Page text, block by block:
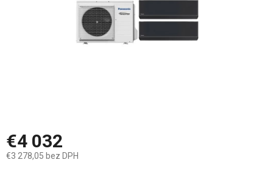
€4 032
€3 278,05 bez DPH